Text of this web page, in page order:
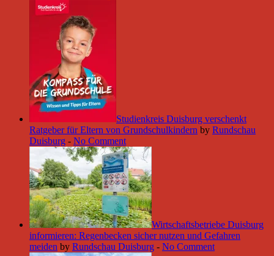
Studienkreis Duisburg verschenkt
Ratgeber für Eltern von Grundschulkindern by Rundschau
Duisburg - No Comment
Wirtschaftsbetriebe Duisburg
informieren: Regenbecken sicher nutzen und Gefahren
meiden by Rundschau Duisburg - No Comment